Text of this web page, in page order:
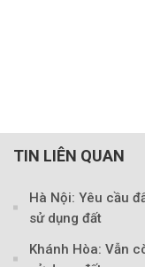
TIN LIÊN QUAN
Hà Nội: Yêu cầu
sử dụng đất
Khánh Hòa: Vẫn